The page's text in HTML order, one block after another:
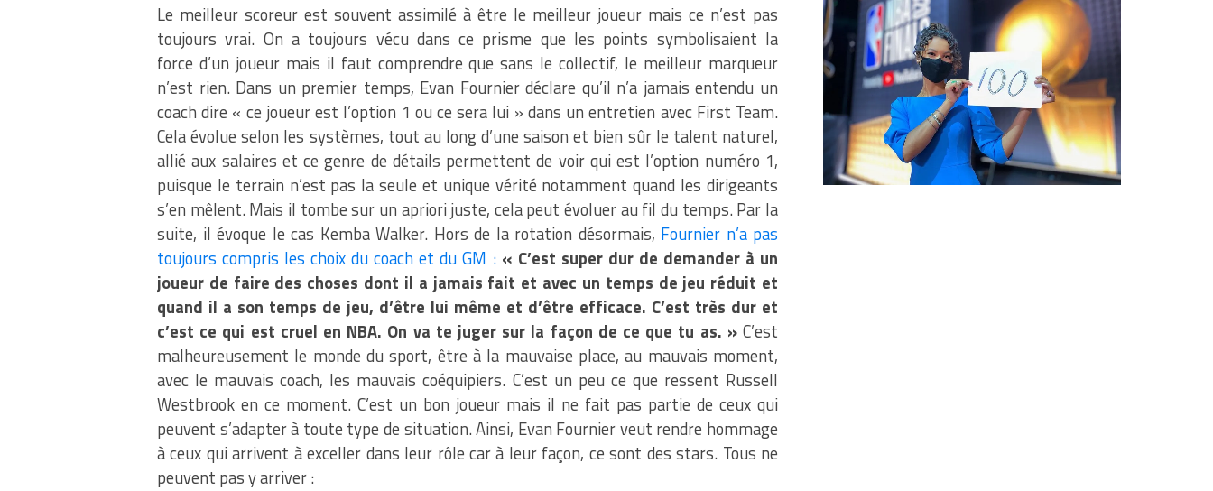
Le meilleur scoreur est souvent assimilé à être le meilleur joueur mais ce n’est pas
toujours vrai. On a toujours vécu dans ce prisme que les points symbolisaient la
force d’un joueur mais il faut comprendre que sans le collectif, le meilleur marqueur
n’est rien. Dans un premier temps, Evan Fournier déclare qu’il n’a jamais entendu un
coach dire « ce joueur est l’option 1 ou ce sera lui » dans un entretien avec First Team.
Cela évolue selon les systèmes, tout au long d’une saison et bien sûr le talent naturel,
allié aux salaires et ce genre de détails permettent de voir qui est l’option numéro 1,
puisque le terrain n’est pas la seule et unique vérité notamment quand les dirigeants
s’en mêlent. Mais il tombe sur un apriori juste, cela peut évoluer au fil du temps. Par la
suite, il évoque le cas Kemba Walker. Hors de la rotation désormais, Fournier n’a pas
toujours compris les choix du coach et du GM : « C’est super dur de demander à un
joueur de faire des choses dont il a jamais fait et avec un temps de jeu réduit et
quand il a son temps de jeu, d’être lui même et d’être efficace. C’est très dur et
c’est ce qui est cruel en NBA. On va te juger sur la façon de ce que tu as. »C’est
malheureusement le monde du sport, être à la mauvaise place, au mauvais moment,
avec le mauvais coach, les mauvais coéquipiers. C’est un peu ce que ressent Russell
Westbrook en ce moment. C’est un bon joueur mais il ne fait pas partie de ceux qui
peuvent s’adapter à toute type de situation. Ainsi, Evan Fournier veut rendre hommage
à ceux qui arrivent à exceller dans leur rôle car à leur façon, ce sont des stars. Tous ne
peuvent pas y arriver :